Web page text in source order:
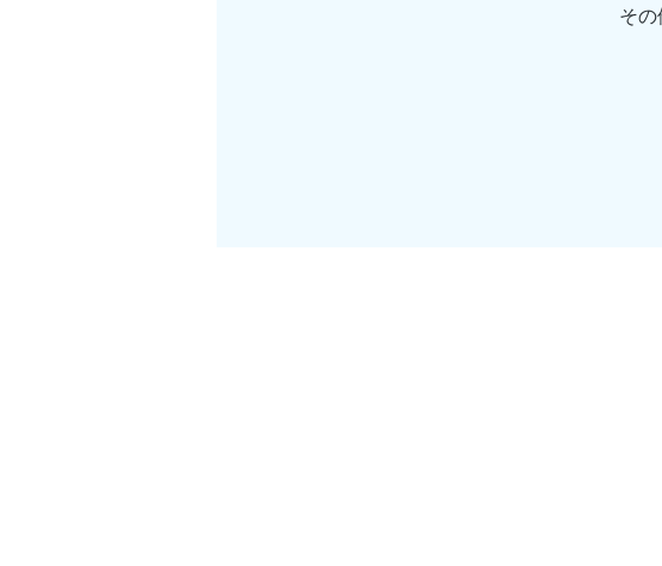
そ